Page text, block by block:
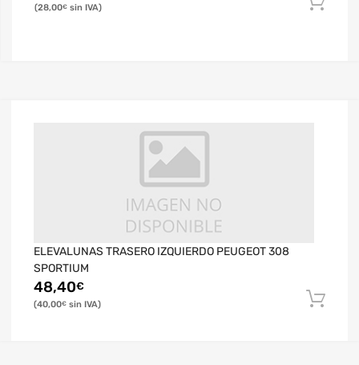
28,00€
ELEVALUNAS TRASERO IZQUIERDO PEUGEOT 308
SPORTIUM
48,40€
40,00€